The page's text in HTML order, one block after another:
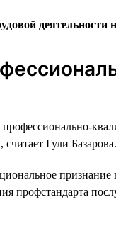
деятельности
считает Гули Базарова.
профстандарта